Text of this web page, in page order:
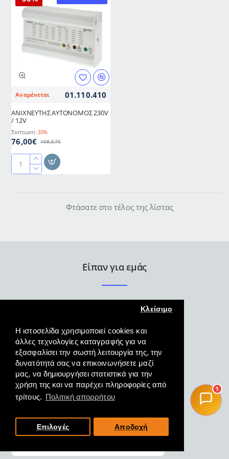
Η ιστοσελίδα χρησιμοποιεί cookies και
άλλες τεχνολογίες καταγραφής για να
εξασφαλίσει την σωστή λειτουργία της, την
δυνατότητά σας να επικοινωνήσετε μαζί
μας, να δημιουργήσει στατιστικά για την
χρήση της και να παρέχει πληροφορίες από
τρίτους. Πολιτική απορρήτου
Κλείσιμο
Επιλογές Αποδοχή
Αναμένεται 01.110.410
ΑΝΙΧΝΕΥΤΗΣ ΑΥΤΟΝΟΜΟΣ 230V
/ 12V
Έκπτωση-30%
76,00€ 108,57€
ΑΝΙΧΝΕΥΤΗΣ
Φτάσατε στο τέλος της λίστας
Είπαν για εμάς
Άψογη εξυπηρέτηση γρήγορη
και κατατοπιστική και η
παραλαβή του προϊόντος
άμεση.
19/10/2022
1